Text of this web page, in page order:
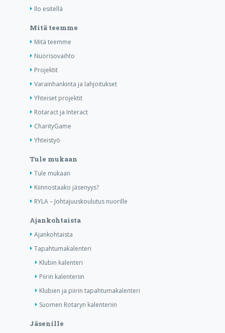
Ilo esitellä
Mitä teemme
Mitä teemme
Nuorisovaihto
Projektit
Varainhankinta ja lahjoitukset
Yhteiset projektit
Rotaract ja Interact
CharityGame
Yhteistyö
Tule mukaan
Tule mukaan
Kiinnostaako jäsenyys?
RYLA – Johtajuuskoulutus nuorille
Ajankohtaista
Ajankohtaista
Tapahtumakalenteri
Klubin kalenteri
Piirin kalenteriin
Klubien ja piirin tapahtumakalenteri
Suomen Rotaryn kalenteriin
Jäsenille